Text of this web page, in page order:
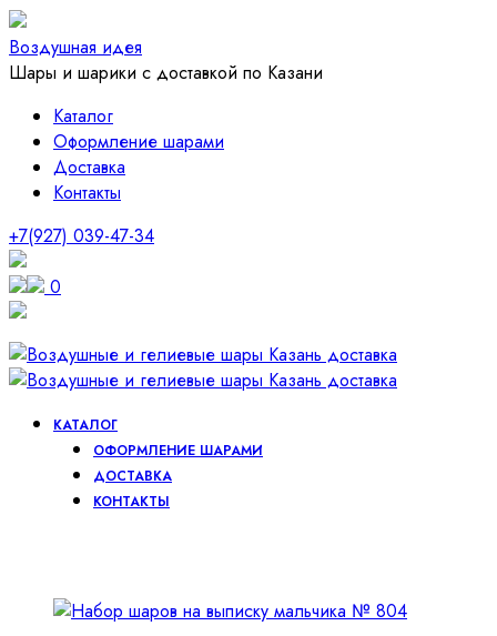
Воздушная идея
Шары и шарики с доставкой по Казани
Каталог
Оформление шарами
Доставка
Контакты
+7(927) 039-47-34
0
КАТАЛОГ
ОФОРМЛЕНИЕ ШАРАМИ
ДОСТАВКА
КОНТАКТЫ